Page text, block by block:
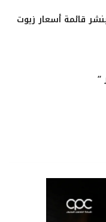
قائمة أسعار زيوت
“